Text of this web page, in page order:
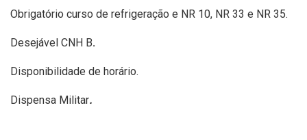
Obrigatório curso de refrigeração e NR 10, NR 33 e NR 35.
Desejável CNH B.
Disponibilidade de horário.
Dispensa Militar.